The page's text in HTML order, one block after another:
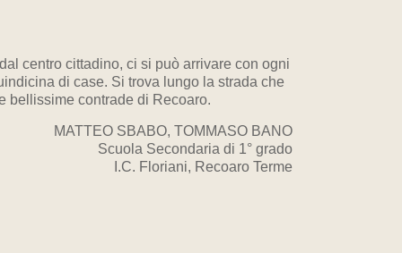
centro cittadino, ci si può arrivare con ogni
di case. Si trova lungo la strada che
bellissime contrade di Recoaro.
MATTEO SBABO, TOMMASO BANO
Scuola Secondaria di 1° grado
I.C. Floriani, Recoaro Terme